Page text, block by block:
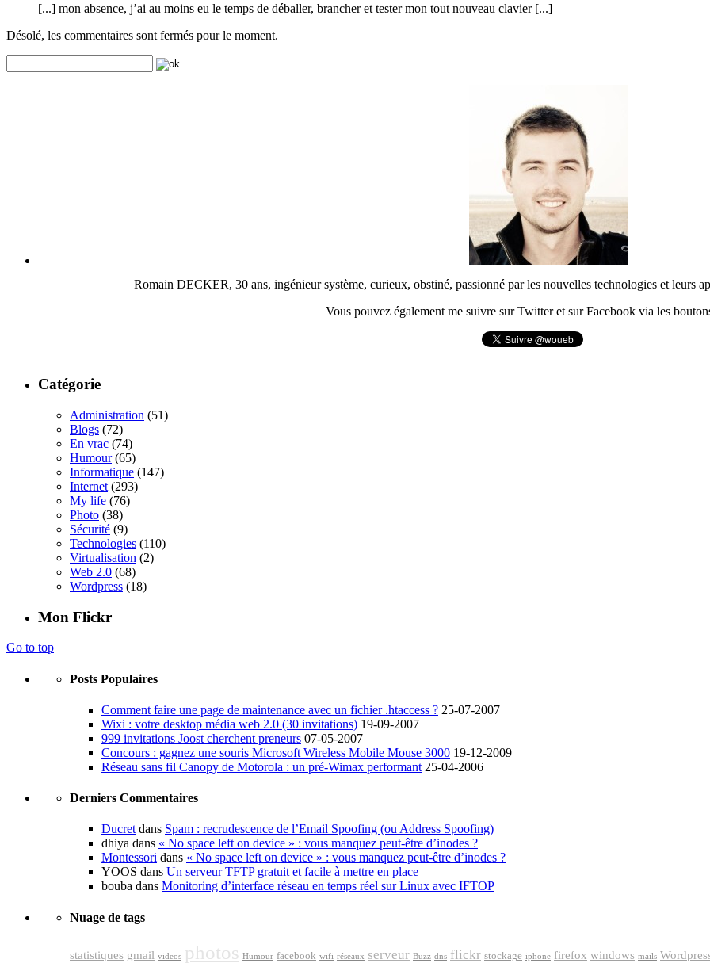
[...] mon absence, j’ai au moins eu le temps de déballer, brancher et tester mon tout nouveau clavier [...]
Désolé, les commentaires sont fermés pour le moment.
Romain DECKER, 30 ans, ingénieur système, curieux, obstiné, passionné par les nouvelles technologies et leurs
Vous pouvez également me suivre sur Twitter et sur Facebook via les
Catégorie
Administration (51)
Blogs (72)
En vrac (74)
Humour(65)
Informatique (147)
Internet (293)
My life (76)
Photo (38)
Sécurité (9)
Technologies (110)
Virtualisation (2)
Web 2.0 (68)
Wordpress (18)
Mon Flickr
Go to top
Posts Populaires
Comment faire une page de maintenance avec un fichier .htaccess ? 25-07-2007
Wixi : votre desktop média web 2.0 (30 invitations) 19-09-2007
999 invitations Joost cherchent preneurs 07-05-2007
Concours : gagnez une souris Microsoft Wireless Mobile Mouse 3000 19-12-2009
Réseau sans fil Canopy de Motorola : un pré-Wimax performant 25-04-2006
Derniers Commentaires
Ducretdans Spam : recrudescence de l’Email Spoofing (ou Address Spoofing)
dhiya dans « No space left on device » : vous manquez peut-être d’inodes ?
Montessori dans « No space left on device » : vous manquez peut-être d’inodes ?
YOOS dans Un serveur TFTP gratuit et facile à mettre en place
bouba dans Monitoring d’interface réseau en temps réel sur Linux avec IFTOP
Nuage de tags
statistiques gmail videos photos Humour facebook wifi réseaux serveur Buzz dns flickr stockage iphone firefox windows mails